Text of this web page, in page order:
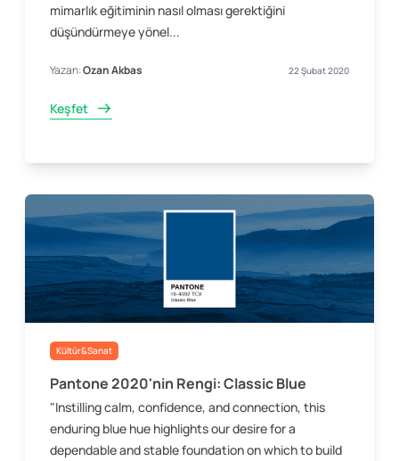
mimarlık eğitiminin nasıl olması gerektiğini
düşündürmeye yönel...
Yazan:Ozan Akbas 22 Şubat 2020
Keşfet
Kültür&Sanat
Pantone 2020'nin Rengi: Classic Blue
"Instilling calm, confidence, and connection, this
enduring blue hue highlights our desire for a
dependable and stable foundation on which to build